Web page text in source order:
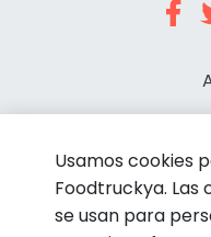
Usamos cookies
Foodtruckya. Las
se usan para